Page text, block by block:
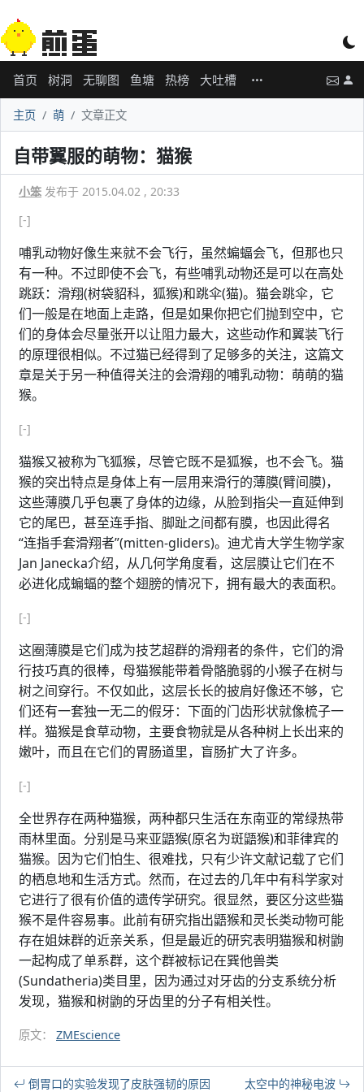
首页 树洞 无聊图 鱼塘 热榜 大吐槽
主页 萌 文章正文
自带翼服的萌物：猫猴
小笨 发布于 2015.04.02 , 20:33
[-]
哺乳动物好像生来就不会飞行，虽然蝙蝠会飞，但那也只
有一种。不过即使不会飞，有些哺乳动物还是可以在高处
跳跃：滑翔(树袋貂科，狐猴)和跳伞(猫)。猫会跳伞，它
们一般是在地面上走路，但是如果你把它们抛到空中，它
们的身体会尽量张开以让阻力最大，这些动作和翼装飞行
的原理很相似。不过猫已经得到了足够多的关注，这篇文
章是关于另一种值得关注的会滑翔的哺乳动物：萌萌的猫
猴。
[-]
猫猴又被称为飞狐猴，尽管它既不是狐猴，也不会飞。猫
猴的突出特点是身体上有一层用来滑行的薄膜(臂间膜)，
这些薄膜几乎包裹了身体的边缘，从脸到指尖一直延伸到
它的尾巴，甚至连手指、脚趾之间都有膜，也因此得名
“连指手套滑翔者”(mitten-gliders)。迪尤肯大学生物学家
Jan Janecka介绍，从几何学角度看，这层膜让它们在不
必进化成蝙蝠的整个翅膀的情况下，拥有最大的表面积。
[-]
这圈薄膜是它们成为技艺超群的滑翔者的条件，它们的滑
行技巧真的很棒，母猫猴能带着骨骼脆弱的小猴子在树与
树之间穿行。不仅如此，这层长长的披肩好像还不够，它
们还有一套独一无二的假牙：下面的门齿形状就像梳子一
样。猫猴是食草动物，主要食物就是从各种树上长出来的
嫩叶，而且在它们的胃肠道里，盲肠扩大了许多。
[-]
全世界存在两种猫猴，两种都只生活在东南亚的常绿热带
雨林里面。分别是马来亚鼯猴(原名为斑鼯猴)和菲律宾的
猫猴。因为它们怕生、很难找，只有少许文献记载了它们
的栖息地和生活方式。然而，在过去的几年中有科学家对
它进行了很有价值的遗传学研究。很显然，要区分这些猫
猴不是件容易事。此前有研究指出鼯猴和灵长类动物可能
存在姐妹群的近亲关系，但是最近的研究表明猫猴和树鼩
一起构成了单系群，这个群被标记在巽他兽类
(Sundatheria)类目里，因为通过对牙齿的分支系统分析
发现，猫猴和树鼩的牙齿里的分子有相关性。
原文： ZMEscience
倒胃口的实验发现了皮肤强韧的原因 太空中的神秘电波